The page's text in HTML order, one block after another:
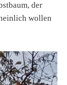
der
wollen